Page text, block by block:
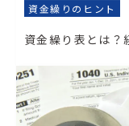
資金繰りのヒント
資金繰り表とは？